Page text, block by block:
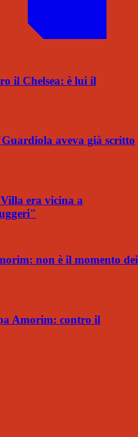
il Chelsea: è lui il
aveva già scritto
era vicina a
non è il momento dei
Amorim: contro il